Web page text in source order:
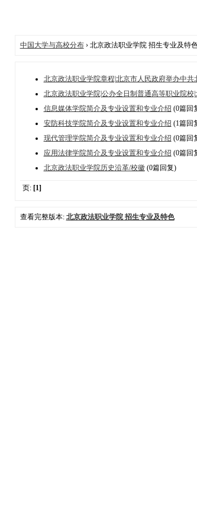
中国大学与高校分布› 北京政法职业学院 招生专业及特
北京政法职业学院章程|北京市人民政府举办中
北京政法职业学院|公办全日制普通高等职业院校
信息媒体学院简介及专业设置和专业介绍 (0篇回
安防科技学院简介及专业设置和专业介绍 (1篇回
现代管理学院简介及专业设置和专业介绍 (0篇回
应用法律学院简介及专业设置和专业介绍 (0篇回
北京政法职业学院历史沿革/校徽(0篇回复)
页: [1]
查看完整版本: 北京政法职业学院 招生专业及特色